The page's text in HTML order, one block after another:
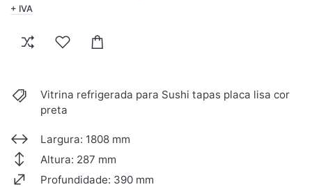
+ IVA
Vitrina refrigerada para Sushi tapas placa lisa cor
preta
Largura: 1808 mm
Altura: 287 mm
Profundidade: 390 mm